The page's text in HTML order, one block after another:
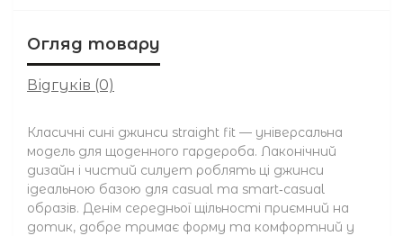
Огляд товару
Відгуків (0)
Класичні сині джинси straight fit — універсальна
модель для щоденного гардероба. Лаконічний
дизайн і чистий силует роблять ці джинси
ідеальною базою для casual та smart‑casual
образів. Денім середньої щільності приємний на
дотик, добре тримає форму та комфортний у